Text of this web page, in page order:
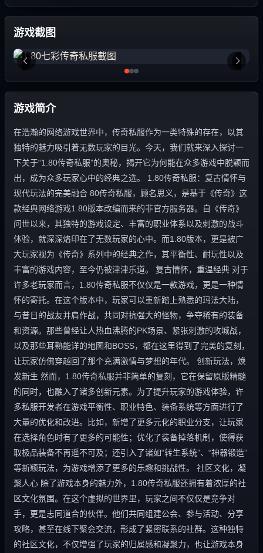
游戏截图
游戏简介
在浩瀚的网络游戏世界中，传奇私服作为一类特殊的存在，以其
独特的魅力吸引着无数玩家的目光。今天，我们就来深入探讨一
下关于“1.80传奇私服”的奥秘，揭开它为何能在众多游戏中脱颖而
出，成为众多玩家心中的经典之选。 1.80传奇私服：复古情怀与
现代玩法的完美融合 80传奇私服，顾名思义，是基于《传奇》这
款经典网络游戏1.80版本改编而来的非官方服务器。自《传奇》
问世以来，其独特的游戏设定、丰富的职业体系以及刺激的战斗
体验，就深深烙印在了无数玩家的心中。而1.80版本，更是被广
大玩家视为《传奇》系列中的经典之作，其平衡性、耐玩性以及
丰富的游戏内容，至今仍被津津乐道。 复古情怀，重温经典 对于
许多老玩家而言，1.80传奇私服不仅仅是一款游戏，更是一种情
怀的寄托。在这个版本中，玩家可以重新踏上熟悉的玛法大陆，
与昔日的战友并肩作战，共同对抗强大的怪物，争夺稀有的装备
和资源。那些曾经让人热血沸腾的PK场景、紧张刺激的攻城战，
以及那些耳熟能详的地图和BOSS，都在这里得到了完美的复刻，
让玩家仿佛穿越回了那个充满激情与梦想的年代。 创新玩法，焕
发新生 然而，1.80传奇私服并非简单的复刻，它在保留原版精髓
的同时，也融入了诸多创新元素。为了提升玩家的游戏体验，许
多私服开发者在游戏平衡性、职业特色、装备系统等方面进行了
大量的优化和改进。比如，新增了更多元化的职业分支，让玩家
在选择角色时有了更多的可能性；优化了装备掉落机制，使得获
取极品装备不再遥不可及；还引入了诸如“转生系统”、“神器锻造”
等新颖玩法，为游戏增添了更多的乐趣和挑战性。 社区文化，凝
聚人心 除了游戏本身的魅力外，1.80传奇私服还拥有着浓厚的社
区文化氛围。在这个虚拟的世界里，玩家之间不仅仅是竞争对
手，更是志同道合的伙伴。他们共同组建公会、参与活动、分享
攻略，甚至在线下聚会交流，形成了紧密联系的社群。这种独特
的社区文化，不仅增强了玩家的归属感和凝聚力，也让游戏本身